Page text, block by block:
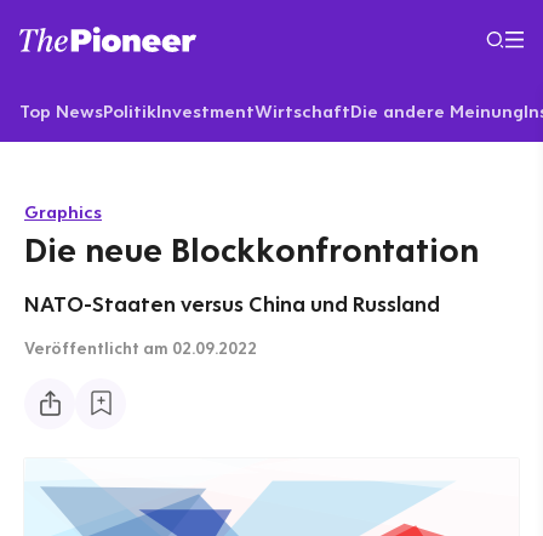
Top NewsPolitikInvestmentWirtschaftDie andere Meinung
Graphics
Die neue Blockkonfrontation
NATO-Staaten versus China und Russland
Veröffentlicht am 02.09.2022